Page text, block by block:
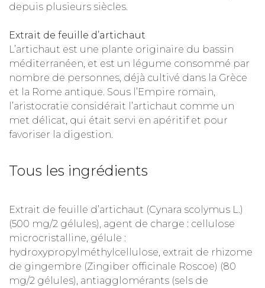
depuis plusieurs siècles.
Extrait de feuille d’artichaut
L’artichaut est une plante originaire du bassin
méditerranéen, et est un légume consommé par
nombre de personnes, déjà cultivé dans la Grèce
et la Rome antique. Sous l’Empire romain,
l’aristocratie considérait l’artichaut comme un
met délicat, qui était servi en apéritif et pour
favoriser la digestion.
Tous les ingrédients
Extrait de feuille d’artichaut (Cynara scolymus L.)
(500 mg/2 gélules), agent de charge : cellulose
microcristalline, gélule :
hydroxypropylméthylcellulose, extrait de rhizome
de gingembre (Zingiber officinale Roscoe) (80
mg/2 gélules), antiagglomérants (sels de